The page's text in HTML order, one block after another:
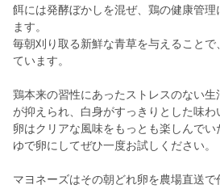
餌には発酵ぼかしを混ぜ、鶏の健康管
ます。
毎朝刈り取る新鮮な青草を与えること
ています。
鶏本来の習性にあったストレスのない
が抑えられ、白身がすっきりとした味わ
卵はクリアな風味をもっとも楽しんでい
ゆで卵にしてぜひ一度お試しください。
マヨネーズはその朝どれ卵を農場直送で